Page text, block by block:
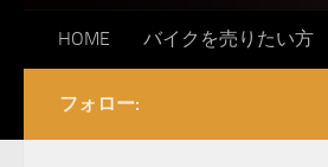
HOME バイクを売りたい方
フォロー: